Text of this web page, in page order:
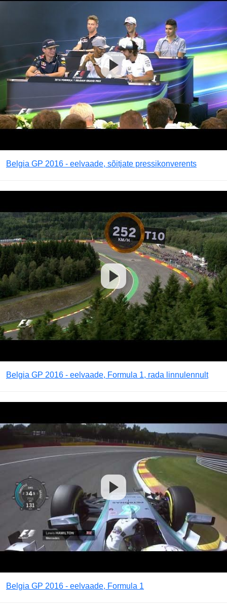
Belgia GP 2016 - eelvaade, sõitjate pressikonverents
Belgia GP 2016 - eelvaade, Formula 1, rada linnulennult
Belgia GP 2016 - eelvaade, Formula 1